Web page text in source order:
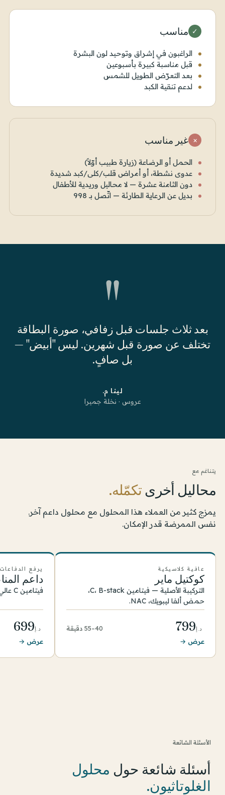
✓ مناسب
الراغبون في إشراق وتوحيد لون البشرة
قبل مناسبة كبيرة بأسبوعين
بعد التعرّض الطويل للشمس
لدعم تنقية الكبد
× غير مناسب
الحمل أو الرضاعة (زيارة طبيب أوّلاً)
عدوى نشطة، أو أمراض قلب/كلى/كبد شديدة
دون الثامنة عشرة — لا محاليل وريدية للأطفال
بديل عن الرعاية الطارئة — اتّصل بـ 998
"
بعد ثلاث جلسات قبل زفافي، صورة البطاقة
تختلف عن صورة قبل شهرين. ليس "أبيض" —
بل صافٍ.
لينا م.
عروس · نخلة جميرا
يتناغم مع
محاليل أخرى تكمّله.
يمزج كثير من العملاء هذا المحلول مع محلول داعم آخر.
نفس الممرضة قدر الإمكان.
عافية كلاسيكية
كوكتيل ماير
التركيبة الأصلية — فيتامين C، B-stack،
حمض ألفا ليبويك، NAC.
د.إ799
40–55 دقيقة
عرض →
يرفع
داعم
فيتامين C عالي الجرعة وB-vits مع مغنيسيوم.
د.إ699
عرض →
الأسئلة الشائعة
أسئلة شائعة حول محلول
الغلوتاثيون.